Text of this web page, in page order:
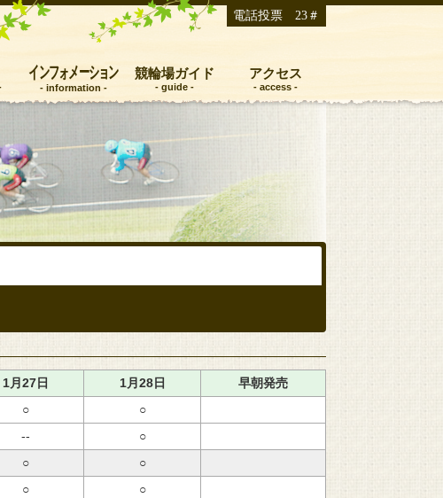
電話投票 23＃
インフォメーション 競輪場ガイド アクセス
1月27日 1月28日 早朝発売
○
○
--
○
○
○
○ ○